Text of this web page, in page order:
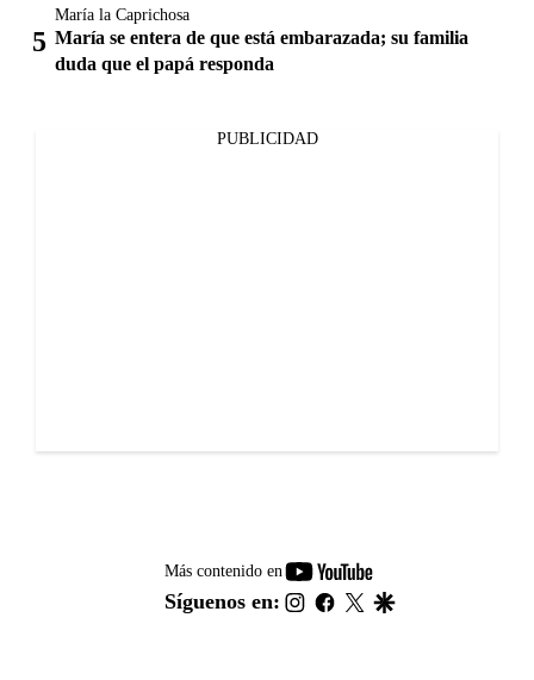
María la Caprichosa
María se entera de que está embarazada; su familia
duda que el papá responda
PUBLICIDAD
Más contenido en
youtube-
footer
Síguenos en: instagram
facebook
twitter